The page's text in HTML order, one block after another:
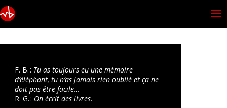
F. B. : Tu as toujours eu une mémoire
d’éléphant, tu n’as jamais rien oublié et ça ne
doit pas être facile…
R. G. : On écrit des livres.